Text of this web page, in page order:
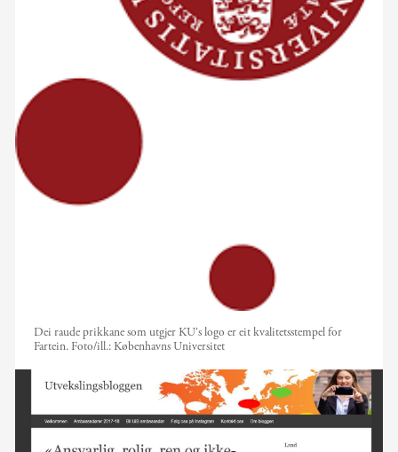
Dei raude prikkane som utgjer KU's logo er eit kvalitetsstempel for
Fartein. Foto/ill.: Københavns Universitet